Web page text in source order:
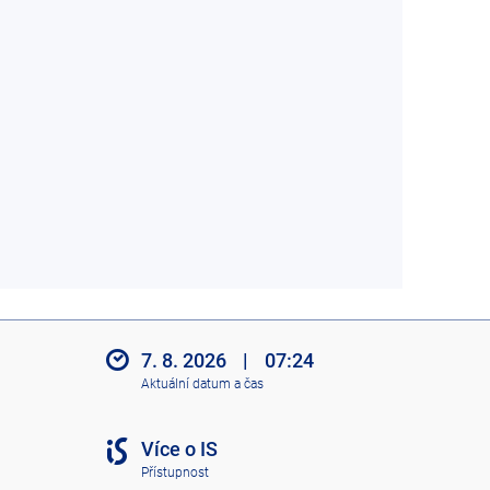
7. 8. 2026 | 07:24
Aktuální datum a čas
Více o IS
Přístupnost